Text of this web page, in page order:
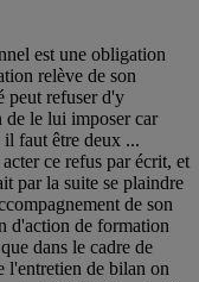
est une obligation
relève de son
peut refuser d'y
de le lui imposer car
faut être deux ...
ce refus par écrit, et
par la suite se plaindre
de son
d'action de formation
dans le cadre de
l'entretien de bilan on